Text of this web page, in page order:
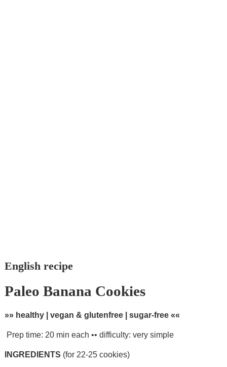
English recipe
Paleo Banana Cookies
»» healthy | vegan & glutenfree | sugar-free ««
Prep time: 20 min each •• difficulty: very simple
INGREDIENTS (for 22-25 cookies)